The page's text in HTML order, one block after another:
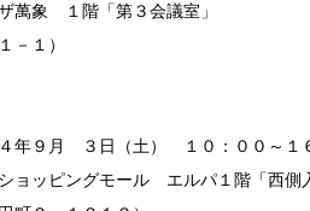
象 １階「第３会議室」
－１）
９月 ３日（土） １０：００～１
ッピングモール エルパ１階「西側入